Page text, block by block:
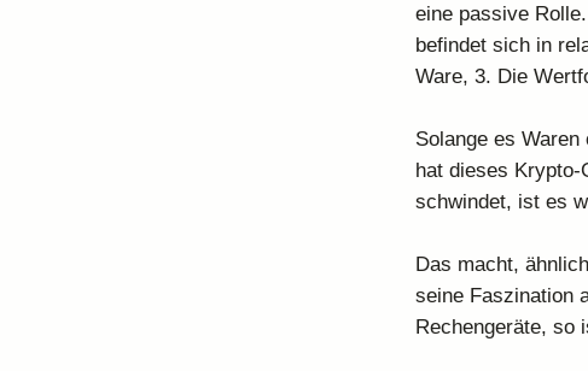
eine passive
befindet sich in
Ware, 3. Die
Solange es
hat dieses Krypto-
schwindet, ist es
Das macht,
seine Faszination
Rechengeräte, so